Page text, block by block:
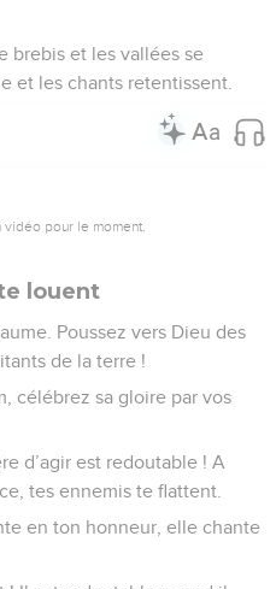
brebis et les vallées se
et les chants retentissent.
pour le moment.
louent
Poussez vers Dieu des
de la terre !
célébrez sa gloire par vos
d’agir est redoutable ! A
tes ennemis te flattent.
en ton honneur, elle chante